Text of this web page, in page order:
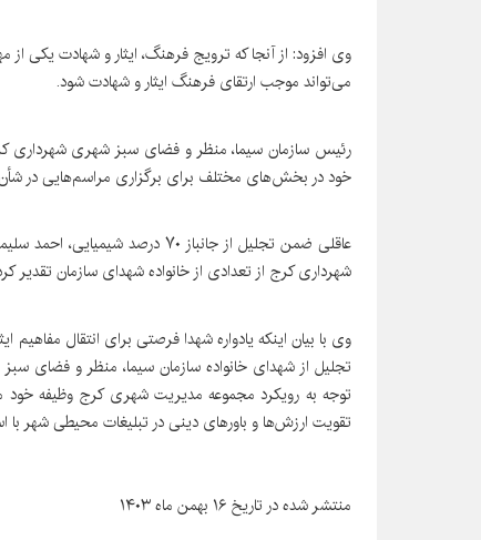
وی افزود: از آنجا که ترویج فرهنگ، ایثار و شهادت یکی
می‌تواند موجب ارتقای فرهنگ ایثار و شهادت شود.
رئیس سازمان سیما، منظر و فضای سبز شهری شهرداری
خود در بخش‌های مختلف برای برگزاری مراسم‌هایی در شأن
عاقلی ضمن تجلیل از جانباز ۷۰
شهرداری کرج از تعدادی از خانواده شهدای سازمان تقدیر
وی با بیان اینکه یادواره شهدا فرصتی برای انتقال
تجلیل از شهدای خانواده سازمان سیما، منظر و فضای
توجه به رویکرد مجموعه مدیریت شهری کرج وظیفه خود
تقویت ارزش‌ها و باورهای دینی در تبلیغات محیطی شهر با
منتشر شده در تاریخ ۱۶ بهمن ماه ۱۴۰۳